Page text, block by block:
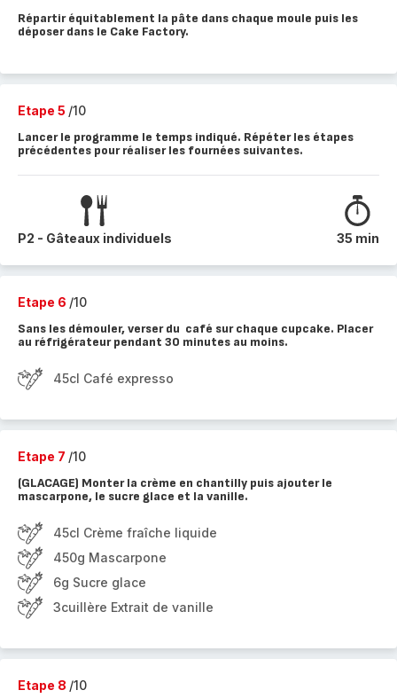
Répartir équitablement la pâte dans chaque moule puis les
déposer dans le Cake Factory.
Etape 5 /10
Lancer le programme le temps indiqué. Répéter les étapes
précédentes pour réaliser les fournées suivantes.
P2 - Gâteaux individuels 35 min
Etape 6 /10
Sans les démouler, verser du café sur chaque cupcake. Placer
au réfrigérateur pendant 30 minutes au moins.
45cl Café expresso
Etape 7 /10
(GLACAGE) Monter la crème en chantilly puis ajouter le
mascarpone, le sucre glace et la vanille.
45cl Crème fraîche liquide
450g Mascarpone
6g Sucre glace
3cuillère Extrait de vanille
Etape 8 /10